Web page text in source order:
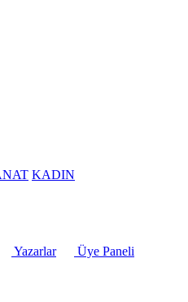
KADIN
Yazarlar
Üye Paneli